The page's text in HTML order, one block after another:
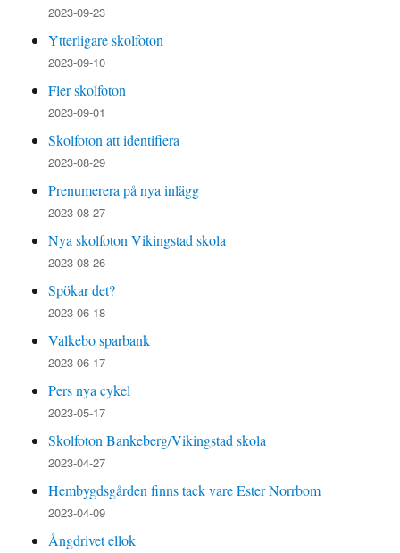
2023-09-23
Ytterligare skolfoton
2023-09-10
Fler skolfoton
2023-09-01
Skolfoton att identifiera
2023-08-29
Prenumerera på nya inlägg
2023-08-27
Nya skolfoton Vikingstad skola
2023-08-26
Spökar det?
2023-06-18
Valkebo sparbank
2023-06-17
Pers nya cykel
2023-05-17
Skolfoton Bankeberg/Vikingstad skola
2023-04-27
Hembygdsgården finns tack vare Ester Norrbom
2023-04-09
Ångdrivet ellok